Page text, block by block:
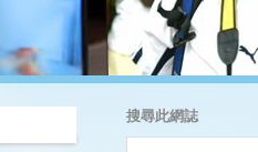
搜尋此網誌